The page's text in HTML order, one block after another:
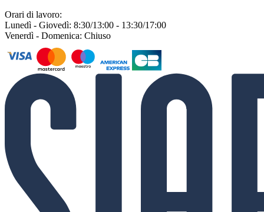
Orari di lavoro:
Lunedì - Giovedì: 8:30/13:00 - 13:30/17:00
Venerdì - Domenica: Chiuso